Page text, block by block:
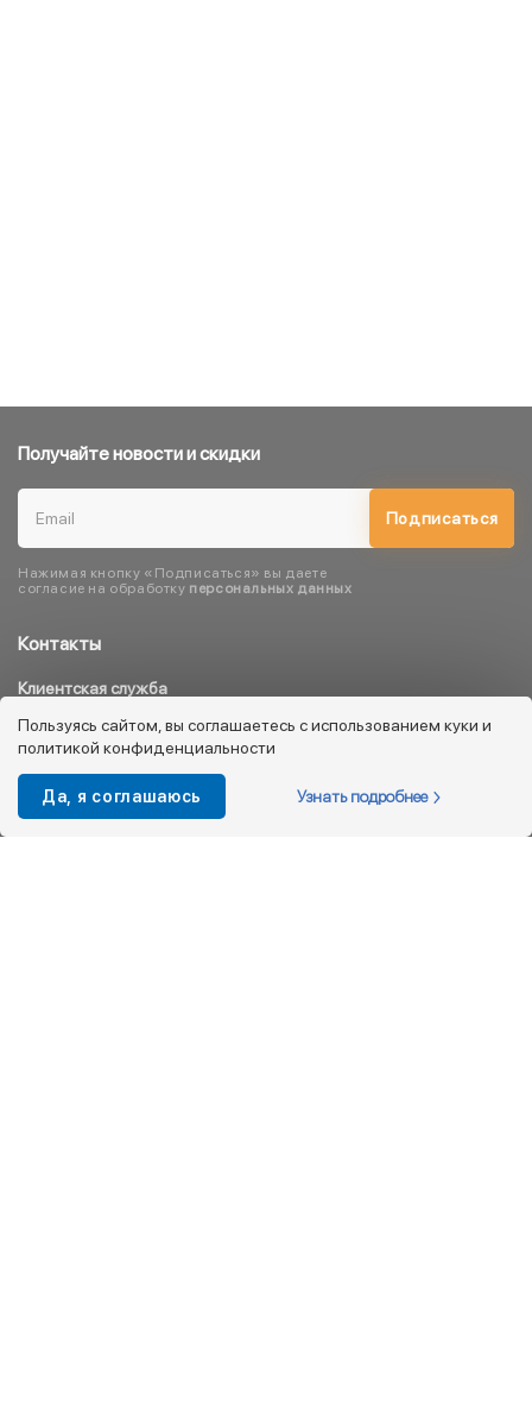
Контакты
Клиентская служба
8 800 333 08 45
info@kotofey.ru
Магазины в Москва (50)
Получайте новости и скидки
Подписаться
Нажимая кнопку «Подписаться» вы даете
согласие на обработку персональных данных
Пользуясь сайтом, вы соглашаетесь с использованием куки и
политикой конфиденциальности
Да, я соглашаюсь Узнать подробнее